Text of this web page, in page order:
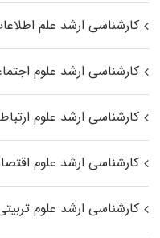
کارشناسی ارشد علم
کارشناسی ارشد علوم
کارشناسی ارشد علوم
کارشناسی ارشد علوم
کارشناسی ارشد علوم